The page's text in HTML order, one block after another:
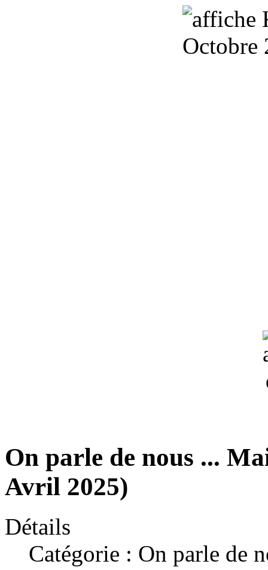
On parle de nous ...
Avril 2025)
Détails
Catégorie : On parle de